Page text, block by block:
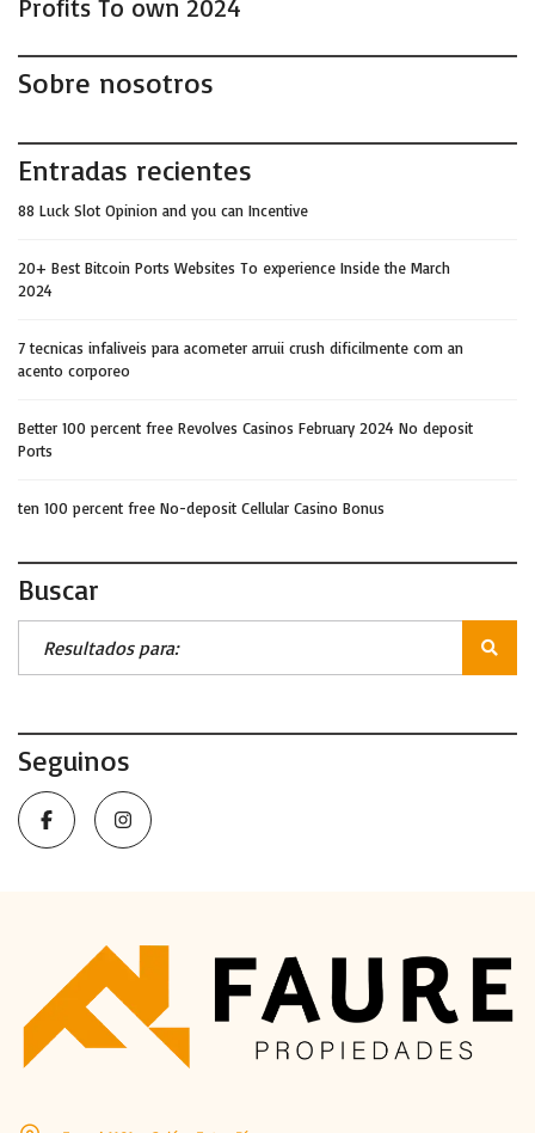
Profits To own 2024
Sobre nosotros
Entradas recientes
88 Luck Slot Opinion and you can Incentive
20+ Best Bitcoin Ports Websites To experience Inside the March
2024
7 tecnicas infaliveis para acometer arruii crush dificilmente com an
acento corporeo
Better 100 percent free Revolves Casinos February 2024 No deposit
Ports
ten 100 percent free No-deposit Cellular Casino Bonus
Buscar
Seguinos